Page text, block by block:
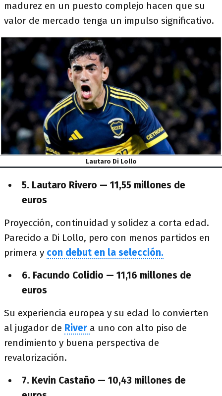
madurez en un puesto complejo hacen que su
valor de mercado tenga un impulso significativo.
Lautaro Di Lollo
5. Lautaro Rivero — 11,55 millones de
euros
Proyección, continuidad y solidez a corta edad.
Parecido a Di Lollo, pero con menos partidos en
primera y con debut en la selección.
6. Facundo Colidio — 11,16 millones de
euros
Su experiencia europea y su edad lo convierten
al jugador de River a uno con alto piso de
rendimiento y buena perspectiva de
revalorización.
7. Kevin Castaño — 10,43 millones de